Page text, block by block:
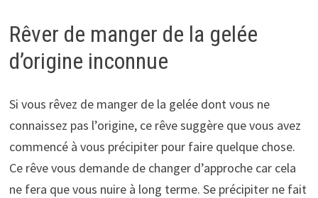
Rêver de manger de la gelée
d’origine inconnue
Si vous rêvez de manger de la gelée dont vous ne
connaissez pas l’origine, ce rêve suggère que vous avez
commencé à vous précipiter pour faire quelque chose.
Ce rêve vous demande de changer d’approche car cela
ne fera que vous nuire à long terme. Se précipiter ne fait